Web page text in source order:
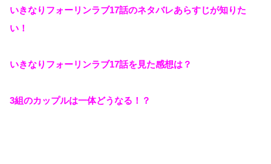
いきなりフォーリンラブ17話のネタバレあらすじが知りた
い！
いきなりフォーリンラブ17話を見た感想は？
3組のカップルは一体どうなる！？